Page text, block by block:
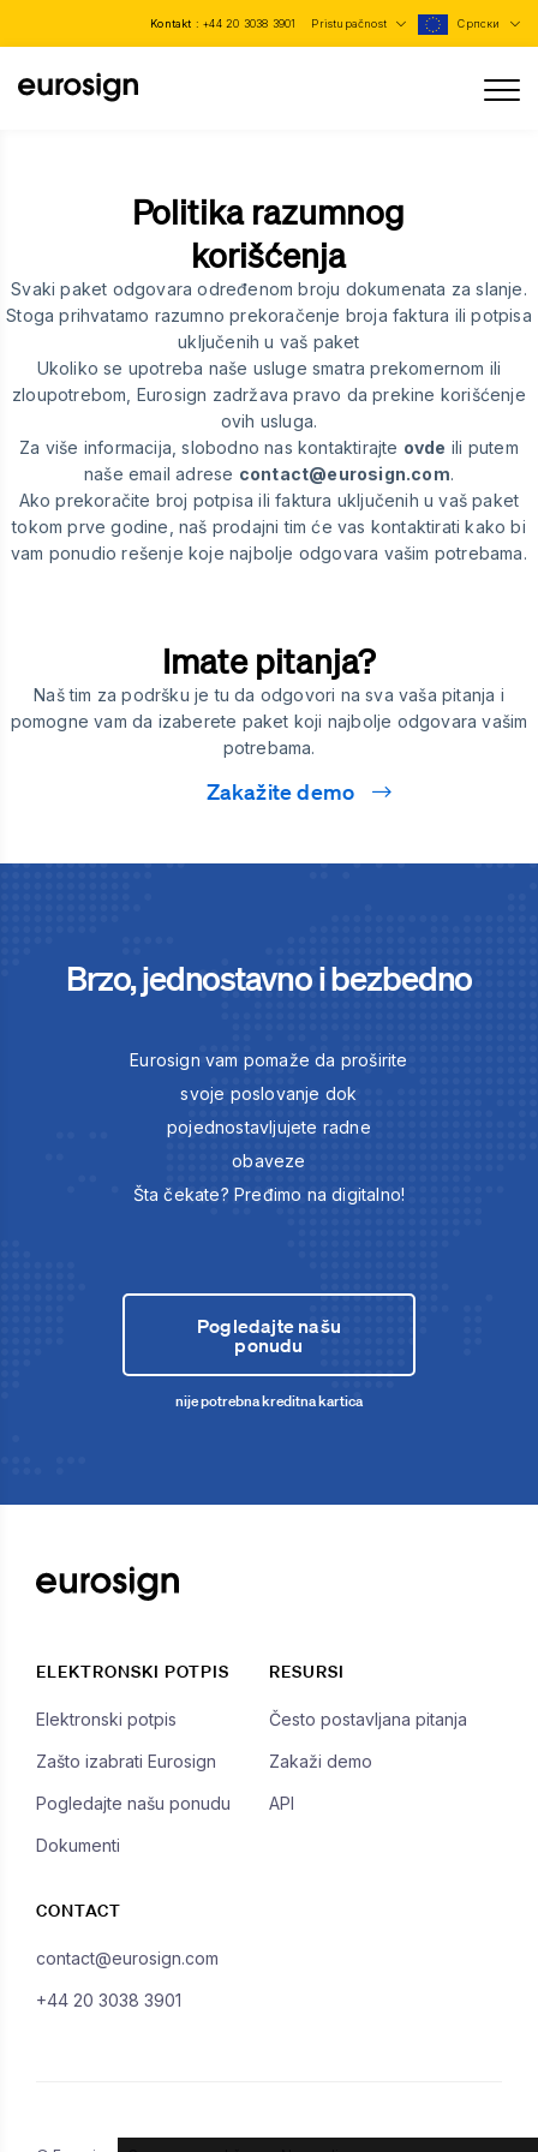
Kontakt :+44 20 3038 3901 Pristupačnost Српски
Politika razumnog
korišćenja
Svaki paket odgovara određenom broju dokumenata za slanje.
Stoga prihvatamo razumno prekoračenje broja faktura ili potpisa
uključenih u vaš paket
Ukoliko se upotreba naše usluge smatra prekomernom ili
zloupotrebom, Eurosign zadržava pravo da prekine korišćenje
ovih usluga.
Za više informacija, slobodno nas kontaktirajte ovde ili putem
naše email adrese contact@eurosign.com.
Ako prekoračite broj potpisa ili faktura uključenih u vaš paket
tokom prve godine, naš prodajni tim će vas kontaktirati kako bi
vam ponudio rešenje koje najbolje odgovara vašim potrebama.
Imate pitanja?
Naš tim za podršku je tu da odgovori na sva vaša pitanja i
pomogne vam da izaberete paket koji najbolje odgovara vašim
potrebama.
Zakažite demo
Brzo, jednostavno i bezbedno
Eurosign vam pomaže da proširite
svoje poslovanje dok
pojednostavljujete radne
obaveze
Šta čekate? Pređimo na digitalno!
Pogledajte našu
ponudu
nije potrebna kreditna kartica
ELEKTRONSKI POTPIS
Elektronski potpis
Zašto izabrati Eurosign
Pogledajte našu ponudu
Dokumenti
RESURSI
Često postavljana pitanja
Zakaži demo
API
CONTACT
contact@eurosign.com
+44 20 3038 3901